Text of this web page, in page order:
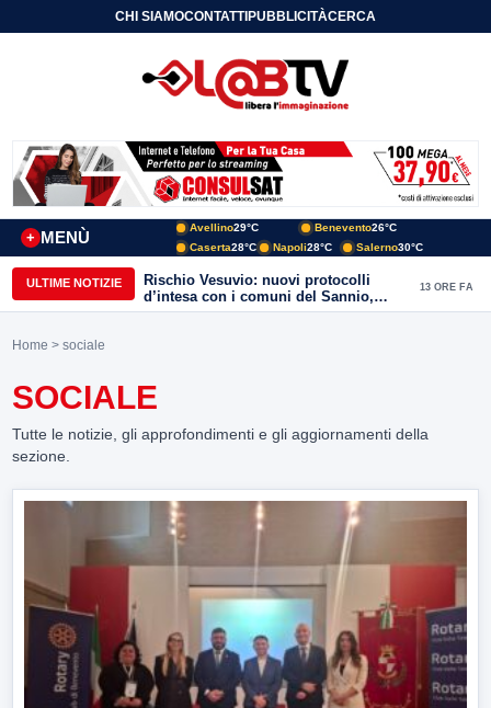
CHI SIAMOCONTATTIPUBBLICITÀCERCA
MENÙ
+
Avellino29°C Benevento26°C
Caserta28°C Napoli28°C Salerno30°C
ULTIME NOTIZIE
Rischio Vesuvio: nuovi protocolli
d’intesa con i comuni del Sannio,
firmato il protocollo con Arpaise
13 ORE FA
Home > sociale
SOCIALE
Tutte le notizie, gli approfondimenti e gli aggiornamenti della
sezione.